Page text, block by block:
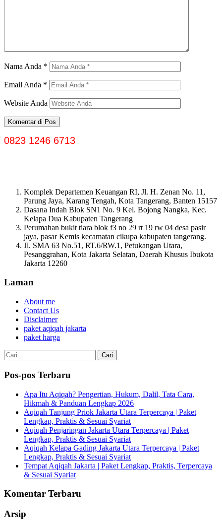
Nama Anda *
Email Anda *
Website Anda
0823 1246 6713
Komplek Departemen Keuangan RI, Jl. H. Zenan No. 11,
Parung Jaya, Karang Tengah, Kota Tangerang, Banten 15157
Dasana Indah Blok SN1 No. 9 Kel. Bojong Nangka, Kec.
Kelapa Dua Kabupaten Tangerang
Perumahan bukit tiara blok f3 no 29 rt 19 rw 04 desa pasir
jaya, pasar Kemis kecamatan cikupa kabupaten tangerang.
Jl. SMA 63 No.51, RT.6/RW.1, Petukangan Utara,
Pesanggrahan, Kota Jakarta Selatan, Daerah Khusus Ibukota
Jakarta 12260
Laman
About me
Contact Us
Disclaimer
paket aqiqah jakarta
paket harga
Cari
untuk:
Pos-pos Terbaru
Apa Itu Aqiqah? Pengertian, Hukum, Dalil, Tata Cara,
Hikmah & Panduan Lengkap 2026
Aqiqah Tanjung Priok Jakarta Utara Terpercaya | Paket
Lengkap, Praktis & Sesuai Syariat
Aqiqah Penjaringan Jakarta Utara Terpercaya | Paket
Lengkap, Praktis & Sesuai Syariat
Aqiqah Kelapa Gading Jakarta Utara Terpercaya | Paket
Lengkap, Praktis & Sesuai Syariat
Tempat Aqiqah Jakarta | Paket Lengkap, Praktis, Terpercaya
& Sesuai Syariat
Komentar Terbaru
Arsip